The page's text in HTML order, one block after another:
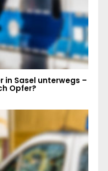
in Sasel unterwegs –
Opfer?